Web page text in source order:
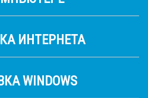
ИНТЕРНЕТА
WINDOWS